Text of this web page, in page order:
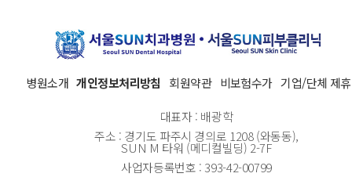
병원소개 개인정보처리방침 회원약관 비보험수가 기업/단체 제휴
대표자 : 배광학
주소 : 경기도 파주시 경의로 1208 (와동동),
SUN M 타워 (메디컬빌딩) 2-7F
사업자등록번호 : 393-42-00799